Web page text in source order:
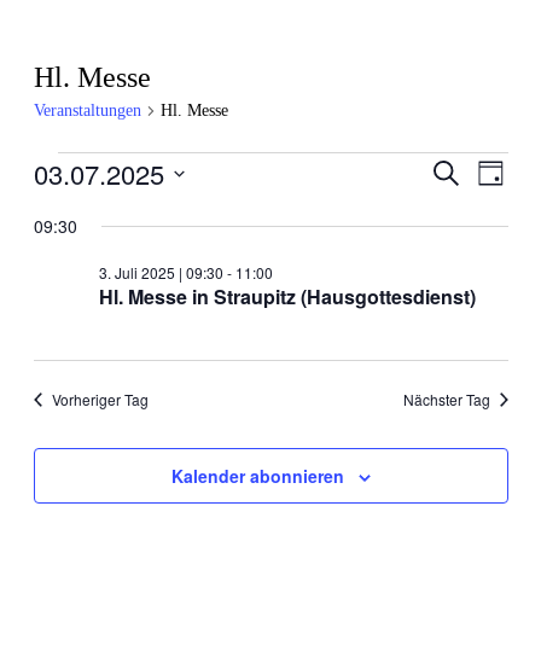
Hl. Messe
Veranstaltungen Hl. Messe
Veranstaltungen
3.
und
Suche
Tag
03.07.2025
wählen.
09:30
Hl. Messe in Straupitz (Hausgottesdienst)
3. Juli 2025 | 09:30 - 11:00
Vorheriger Tag Nächster Tag
Kalender abonnieren